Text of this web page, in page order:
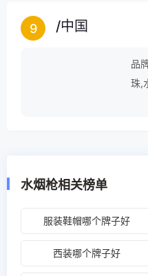
9 /中国
品
珠,
水烟枪相关榜单
服装鞋帽哪个牌子好
西装哪个牌子好